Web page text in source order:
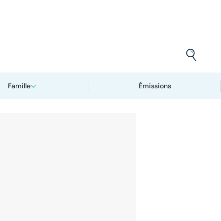
Famille Émissions